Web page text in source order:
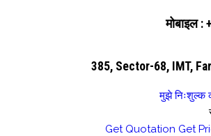
मोबाइल :
385, Sector-68, IMT,
मुझे निःशुल्क
Get Quotation Get